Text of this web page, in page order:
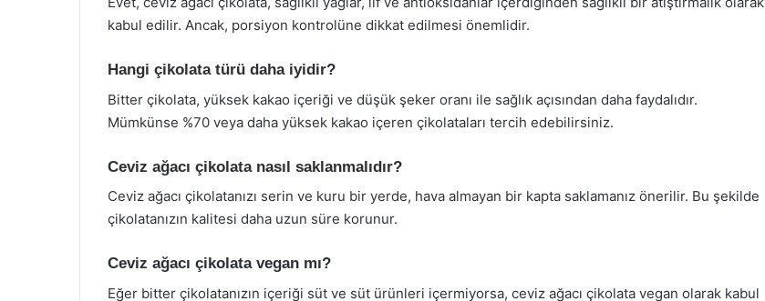
kabul edilir. Ancak, porsiyon kontrolüne dikkat edilmesi önemlidir.
Hangi çikolata türü daha iyidir?
Bitter çikolata, yüksek kakao içeriği ve düşük şeker oranı ile sağlık açısından daha faydalıdır.
Mümkünse %70 veya daha yüksek kakao içeren çikolataları tercih edebilirsiniz.
Ceviz ağacı çikolata nasıl saklanmalıdır?
Ceviz ağacı çikolatanızı serin ve kuru bir yerde, hava almayan bir kapta saklamanız önerilir. Bu şekilde
çikolatanızın kalitesi daha uzun süre korunur.
Ceviz ağacı çikolata vegan mı?
Eğer bitter çikolatanızın içeriği süt ve süt ürünleri içermiyorsa, ceviz ağacı çikolata vegan olarak kabul